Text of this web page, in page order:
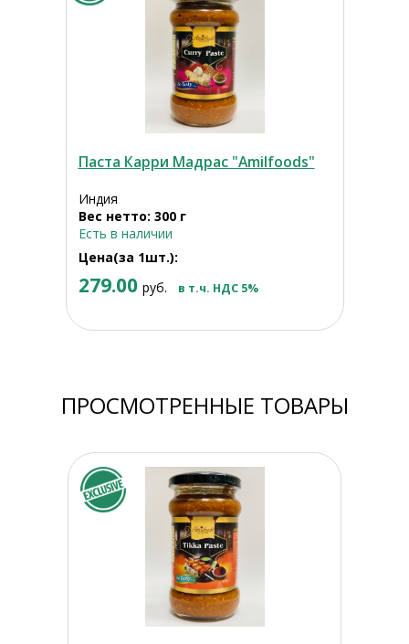
Паста Карри Мадрас "Amilfoods"
Индия
Вес нетто: 300 г
Есть в наличии
Цена(за 1шт.):
279.00 руб. в т.ч. НДС 5%
ПРОСМОТРЕННЫЕ ТОВАРЫ